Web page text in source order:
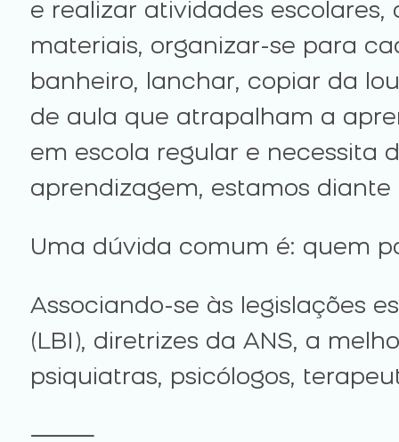
e realizar atividades
materiais, organizar-se para
banheiro, lanchar, copiar da
de aula que atrapalham a
em escola regular e necessita
aprendizagem, estamos
Uma dúvida comum é: quem
Associando-se às legislações
(LBI), diretrizes da ANS, a
psiquiatras, psicólogos,
⸻